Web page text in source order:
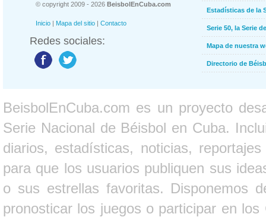
© copyright 2009 - 2026 BeisbolEnCuba.com
Inicio | Mapa del sitio | Contacto
Redes sociales:
Estadísticas de la
Serie 50, la Serie
Mapa de nuestra
Directorio de
BeisbolEnCuba.com es un proyecto
Serie Nacional de Béisbol en Cuba.
diarios, estadísticas, noticias,
para que los usuarios publiquen sus
o sus estrellas favoritas. Disponemos
pronosticar los juegos o participar en